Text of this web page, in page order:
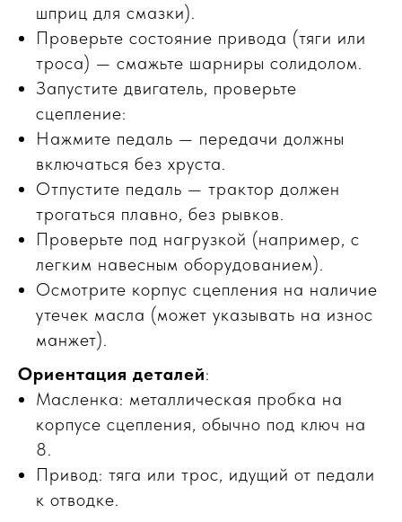
шприц для смазки).
Проверьте состояние привода (тяги или
троса) — смажьте шарниры солидолом.
Запустите двигатель, проверьте
сцепление:
Нажмите педаль — передачи должны
включаться без хруста.
Отпустите педаль — трактор должен
трогаться плавно, без рывков.
Проверьте под нагрузкой (например, с
легким навесным оборудованием).
Осмотрите корпус сцепления на наличие
утечек масла (может указывать на износ
манжет).
Ориентация деталей:
Масленка: металлическая пробка на
корпусе сцепления, обычно под ключ на
8.
Привод: тяга или трос, идущий от педали
к отводке.